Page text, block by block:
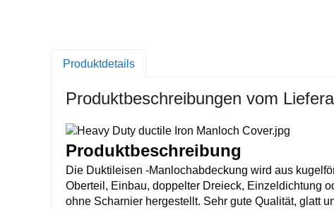
Produktdetails
Produktbeschreibungen vom
Produktbeschreibung
Die Duktileisen -Manlochabdeckung wird aus
Oberteil, Einbau, doppelter Dreieck, Einzeldichtung
ohne Scharnier hergestellt. Sehr gute Qualität, glatt